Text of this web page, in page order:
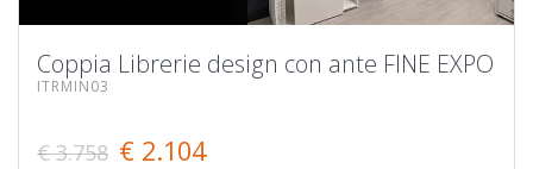
Coppia Librerie design con ante FINE EXPO
ITRMIN03
€ 3.758 € 2.104